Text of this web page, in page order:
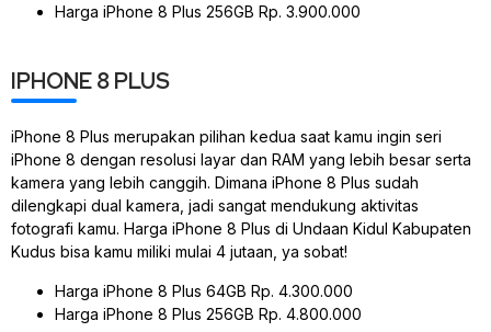
Harga iPhone 8 Plus 256GB Rp. 3.900.000
IPHONE 8 PLUS
iPhone 8 Plus merupakan pilihan kedua saat kamu ingin seri
iPhone 8 dengan resolusi layar dan RAM yang lebih besar serta
kamera yang lebih canggih. Dimana iPhone 8 Plus sudah
dilengkapi dual kamera, jadi sangat mendukung aktivitas
fotografi kamu. Harga iPhone 8 Plus di Undaan Kidul Kabupaten
Kudus bisa kamu miliki mulai 4 jutaan, ya sobat!
Harga iPhone 8 Plus 64GB Rp. 4.300.000
Harga iPhone 8 Plus 256GB Rp. 4.800.000